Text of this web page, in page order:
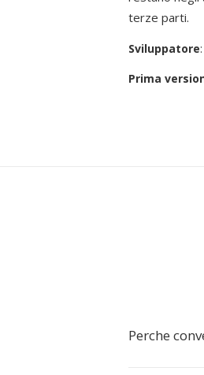
terze parti.
Sviluppatore:
Prima
Perche